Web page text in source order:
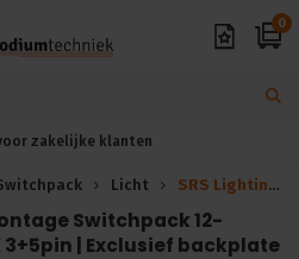
0
Exclusieve A-merken
Licht SRS Lighting | Wandmontage Switchpack 12-kanaals | 19 inch |DMX 3+5pin
Switchpack 12-
3+5pin | Exclusief backplate